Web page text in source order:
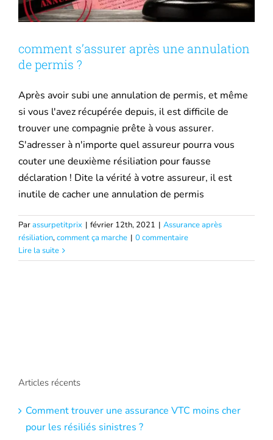
Mutuelle santé
Assurance Décennale
Blog
comment s’assurer après une annulation
de permis ?
Après avoir subi une annulation de permis, et même
si vous l'avez récupérée depuis, il est difficile de
trouver une compagnie prête à vous assurer.
S'adresser à n'importe quel assureur pourra vous
couter une deuxième résiliation pour fausse
déclaration ! Dite la vérité à votre assureur, il est
inutile de cacher une annulation de permis
Parassurpetitprix | février 12th, 2021 | Assurance après
résiliation,comment ça marche | 0 commentaire
Lire la suite
Articles récents
Comment trouver une assurance VTC moins cher
pour les résiliés sinistres ?